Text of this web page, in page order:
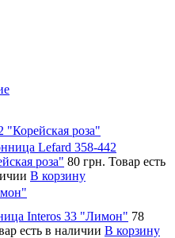
роза"
Lefard 358-442
роза" 80 грн. Товар есть
В корзину
Interos 33 "Лимон" 78
есть в наличии В корзину